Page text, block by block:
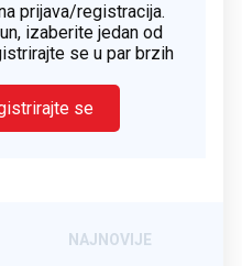
prijava/registracija.
izaberite jedan od
se u par brzih
se
NAJNOVIJE